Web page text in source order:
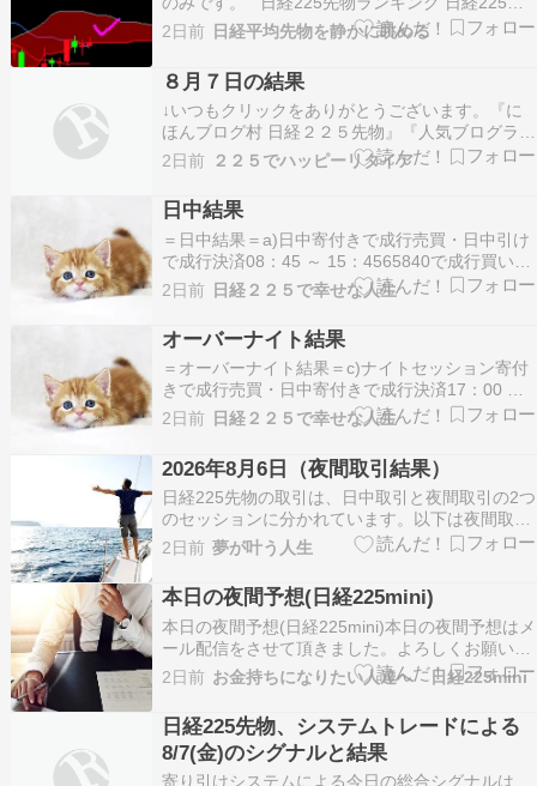
ニ先物ランキング 先物システムトレードランキン
グ
2日前 日経平均先物を静かに眺める
８月７日の結果
↓いつもクリックをありがとうございます。『に
ほんブログ村 日経２２５先物』『人気ブログラン
キングへ』今日の結果はシステム１は＋３６０円
です。（＋１８０円×２枚）です。８月の累計は
－２４０円です。（１勝２敗０分）システム２は
－５４０円です。８月の累計は－２９０円です。
（２勝２敗０…
2日前 ２２５でハッピーリタイア
日中結果
＝日中結果＝a)日中寄付きで成行売買・日中引け
で成行決済08：45 ～ 15：4565840で成行買い・
65660で成行決済結果 -180今日の日中は負けでし
た。残念。今月の日中結果 -210応援クリックお
願い！！↓ ↓ ↓ にほんブログ村 日経２２５先物 く
る天 人気ブログラ…
2日前 日経２２５で幸せな人生
オーバーナイト結果
＝オーバーナイト結果＝c)ナイトセッション寄付
きで成行売買・日中寄付きで成行決済17：00 ～
08：4565550で成行買い・65840で成行決済結果
+290今日のオーバーナイトは勝ちでした！！今月
のオーバーナイト結果 -850応援クリックお願
い！！↓ ↓ ↓ にほんブログ…
2日前 日経２２５で幸せな人生
2026年8月6日（夜間取引結果）
日経225先物の取引は、日中取引と夜間取引の2つ
のセッションに分かれています。以下は夜間取引
の取引結果です。夜間取引日付: 2026年8月6日夜
間取引開始時刻: 17:00 買いで発注。65550円で約
定。夜間取引終了時刻: 6:0065530円で決済。利
益 -208月夜間損益…
2日前 夢が叶う人生
本日の夜間予想(日経225mini)
本日の夜間予想(日経225mini)本日の夜間予想はメ
ール配信をさせて頂きました。よろしくお願いし
ます。8/6の夜間結果(日経225mini)(17:00)夜間寄
付き成行き買い65545円で約定。利益確定、ロス
カットなし(6:00)夜間引け成行き決済65550円で
約定。+58月…
2日前 お金持ちになりたい人達へ 日経225mini
日経225先物、システムトレードによる
8/7(金)のシグナルと結果
寄り引けシステムによる今日の総合シグナルは、